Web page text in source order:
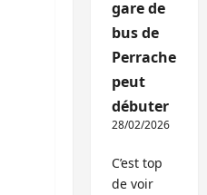
gare de
bus de
Perrache
peut
débuter
28/02/2026
C’est top
de voir